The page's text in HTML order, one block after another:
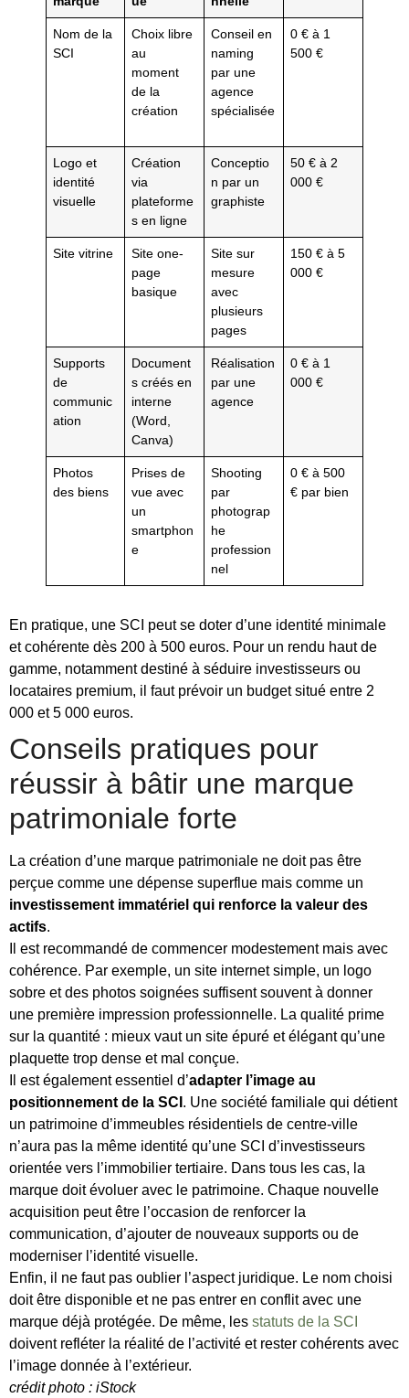
Nom de la
SCI
Choix libre
au
moment
de la
création
Conseil en
naming
par une
agence
spécialisée
0 € à 1
500 €
Logo et
identité
visuelle
Création
via
plateforme
s en ligne
Conceptio
n par un
graphiste
50 € à 2
000 €
Site vitrine
Site one-
page
basique
Site sur
mesure
avec
plusieurs
pages
150 € à 5
000 €
Supports
de
communic
ation
Document
s créés en
interne
(Word,
Canva)
Réalisation
par une
agence
0 € à 1
000 €
Photos
des biens
Prises de
vue avec
un
smartphon
e
Shooting
par
photograp
he
profession
nel
0 € à 500
€ par bien
En pratique, une SCI peut se doter d’une identité minimale
et cohérente dès 200 à 500 euros. Pour un rendu haut de
gamme, notamment destiné à séduire investisseurs ou
locataires premium, il faut prévoir un budget situé entre 2
000 et 5 000 euros.
Conseils pratiques pour
réussir à bâtir une marque
patrimoniale forte
La création d’une marque patrimoniale ne doit pas être
perçue comme une dépense superflue mais comme un
investissement immatériel qui renforce la valeur des
actifs.
Il est recommandé de commencer modestement mais avec
cohérence. Par exemple, un site internet simple, un logo
sobre et des photos soignées suffisent souvent à donner
une première impression professionnelle. La qualité prime
sur la quantité : mieux vaut un site épuré et élégant qu’une
plaquette trop dense et mal conçue.
Il est également essentiel d’adapter l’image au
positionnement de la SCI . Une société familiale qui détient
un patrimoine d’immeubles résidentiels de centre-ville
n’aura pas la même identité qu’une SCI d’investisseurs
orientée vers l’immobilier tertiaire. Dans tous les cas, la
marque doit évoluer avec le patrimoine. Chaque nouvelle
acquisition peut être l’occasion de renforcer la
communication, d’ajouter de nouveaux supports ou de
moderniser l’identité visuelle.
Enfin, il ne faut pas oublier l’aspect juridique. Le nom choisi
doit être disponible et ne pas entrer en conflit avec une
marque déjà protégée. De même, les statuts de la SCI
doivent refléter la réalité de l’activité et rester cohérents avec
l’image donnée à l’extérieur.
crédit photo : iStock